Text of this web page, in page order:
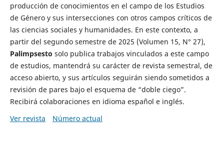
producción de conocimientos en el campo de los Estudios
de Género y sus intersecciones con otros campos críticos de
las ciencias sociales y humanidades. En este contexto, a
partir del segundo semestre de 2025 (Volumen 15, N° 27),
Palimpsesto solo publica trabajos vinculados a este campo
de estudios, mantendrá su carácter de revista semestral, de
acceso abierto, y sus artículos seguirán siendo sometidos a
revisión de pares bajo el esquema de “doble ciego”.
Recibirá colaboraciones en idioma español e inglés.
Ver revista
Número actual